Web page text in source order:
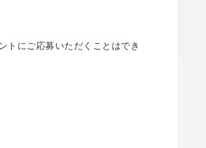
トにご応募いただくことはでき